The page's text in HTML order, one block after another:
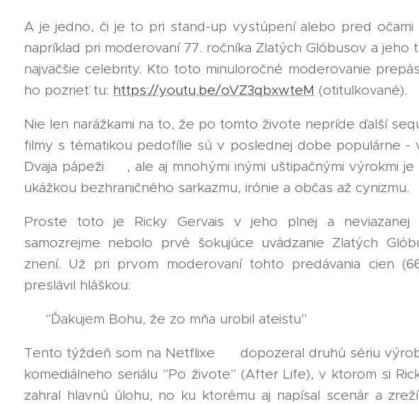
A je jedno, či je to pri stand-up vystúpení alebo pred očami
napríklad pri moderovaní 77. ročníka Zlatých Glóbusov a jeho
najväčšie celebrity. Kto toto minuloročné moderovanie
ho pozrieť tu: https://youtu.be/oVZ3qbxwteM (otitulkované).
Nie len narážkami na to, že po tomto živote nepríde ďalší
filmy s tématikou pedofílie sú v poslednej dobe populárne -
Dvaja pápeži 🤭, ale aj mnohými inými uštipačnými výrokmi
ukážkou bezhraničného sarkazmu, irónie a občas až cynizmu.
Proste toto je Ricky Gervais v jeho plnej a neviazanej
samozrejme nebolo prvé šokujúce uvádzanie Zlatých
znení. Už pri prvom moderovaní tohto predávania cien
preslávil hláškou:
👉 "Ďakujem Bohu, že zo mňa urobil ateistu" 👍
Tento týždeň som na Netflixe 📺 dopozeral druhú sériu
komediálneho seriálu "Po živote" (After Life), v ktorom si
zahral hlavnú úlohu, no ku ktorému aj napísal scenár a